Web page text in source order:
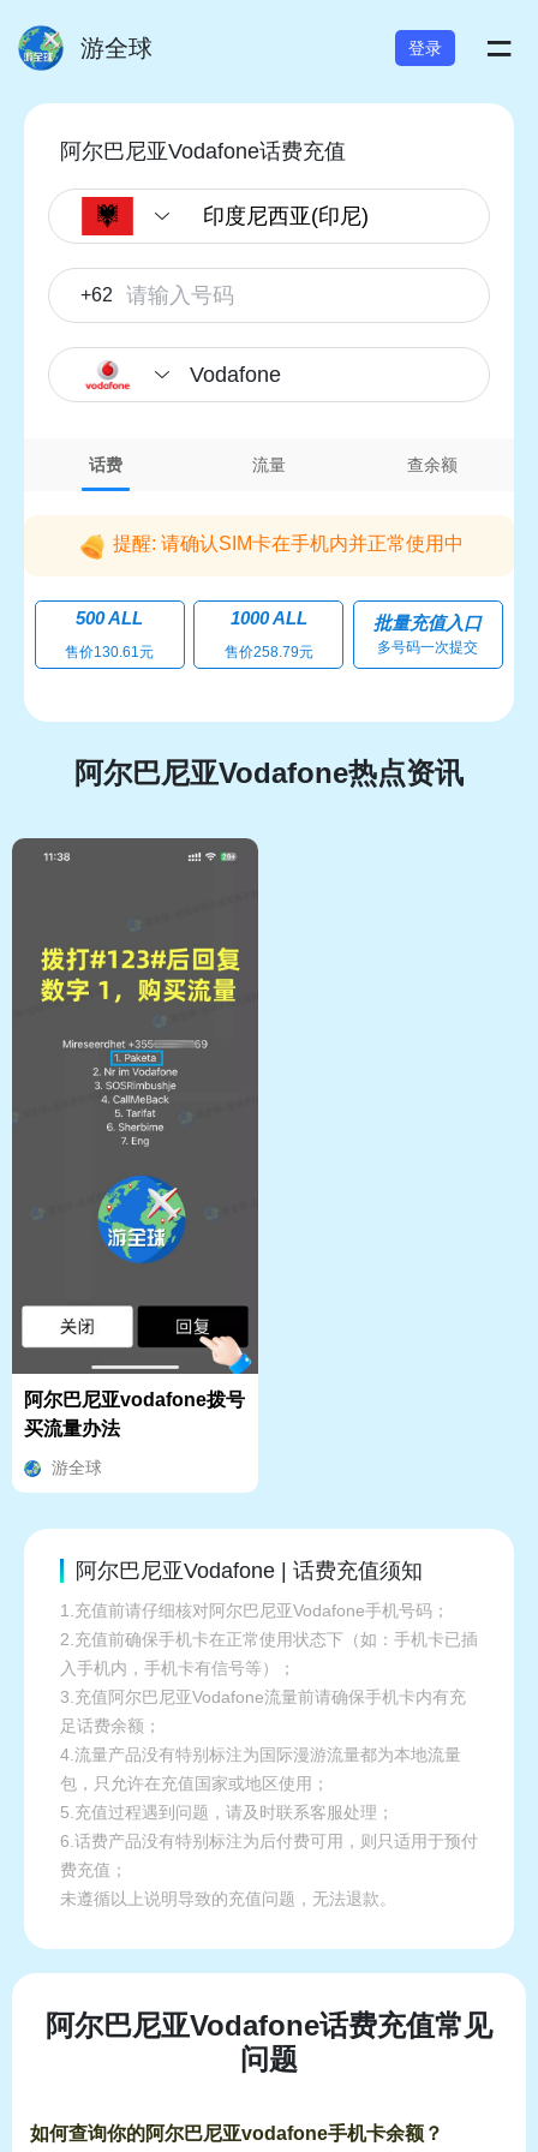
游全球 登录 =
阿尔巴尼亚Vodafone话费充值
+62
Vodafone
话费 流量 查余额
提醒: 请确认SIM卡在手机内并正常使用中
500 ALL
售价130.61元
1000 ALL
售价258.79元
批量充值入口
多号码一次提交
阿尔巴尼亚Vodafone热点资讯
阿尔巴尼亚vodafone拨号
买流量办法
游全球
阿尔巴尼亚Vodafone | 话费充值须知
1.充值前请仔细核对阿尔巴尼亚Vodafone手机号码；
2.充值前确保手机卡在正常使用状态下（如：手机卡已插
入手机内，手机卡有信号等）；
3.充值阿尔巴尼亚Vodafone流量前请确保手机卡内有充
足话费余额；
4.流量产品没有特别标注为国际漫游流量都为本地流量
包，只允许在充值国家或地区使用；
5.充值过程遇到问题，请及时联系客服处理；
6.话费产品没有特别标注为后付费可用，则只适用于预付
费充值；
未遵循以上说明导致的充值问题，无法退款。
阿尔巴尼亚Vodafone话费充值常见
问题
如何查询你的阿尔巴尼亚vodafone手机卡余额？